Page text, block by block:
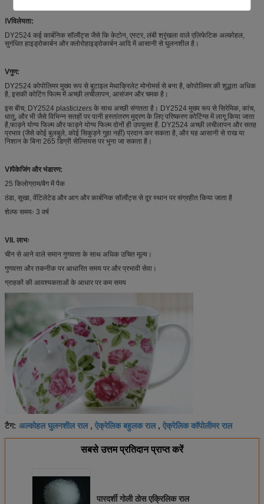
Ⅳविलेयता:
DY2524 कई कार्बनिक सॉल्वैंट्स जैसे कि केटोन, एस्टर, लंबी श्रृंखला वाले एलिफेटिक अल्कोहल,
सुगंधित हाइड्रोकार्बन और क्लोरोहाइड्रोकार्बन आदि में आसानी से घुलनशील है।
Ⅴगुण:
DY2524 कोपोलिमर मुख्य रूप से बुटाइल मेथाक्रिलेट मोनोमर्स से बना है, कोपोलिमर की शुद्धता अधिक
है, इसकी कोटिंग फिल्म में अच्छी लचीलापन, आसंजन और चमक है।
इस बीच, DY2524 plasticizers के साथ अच्छी संगतता है। DY2524 मुख्य रूप से सिरेमिक, कांच,
धातु, और भी जैसे विभिन्न सतहों पर पानी हस्तांतरण मुद्रण के लिए परिष्करण कोटिंग्स में लागू किया जाता
है,फाड़ने योग्य फिल्म और फाड़ने योग्य फिल्म दोनों ही उपयुक्त हैं. DY2524 अच्छी लचीलापन और सतह
प्रभाव (जैसे कोई बुलबुले, कोई सिकुड़ने गुहा नहीं) प्रदान कर सकता है, और यह आसानी से राख या
निशान के बिना 265 डिग्री सेल्सियस पर भुना जा सकता है।
Ⅵपैकेजिंग और भंडारण:
25 किलोग्राम/बैग में पैक
ठंडा, सूखा, वेंटिलेटेड और आग और कार्बनिक सॉल्वैंट्स से दूर स्थान पर संग्रहीत किया जाता है
शेल्फ समयः 3 वर्ष
VII. लाभः
चीन से आने वाले समान गुणवत्ता के साथ अधिक उचित मूल्य।
गुणवत्ता और तकनीक पर आधारित समय पर और प्रभावी सेवा।
ग्राहकों की आवश्यकताओं के आधार पर कम समय
टैग: अल्कोहल घुलनशील राल, ऐक्रेलिक बहुलक राल, ऐक्रेलिक कॉपोलीमर राल
सबसे उत्तम प्रतिदान प्राप्त करें
पारदर्शी गोली ठोस एक्रिलिक राल